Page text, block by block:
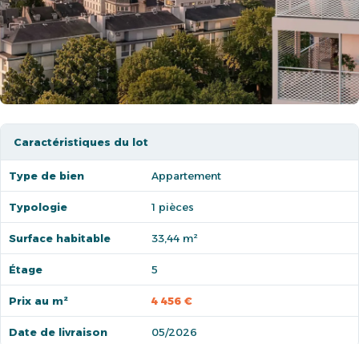
Caractéristiques du lot
Type de bien Appartement
Typologie 1 pièces
Surface habitable 33,44 m²
Étage 5
Prix au m² 4 456 €
Date de livraison 05/2026